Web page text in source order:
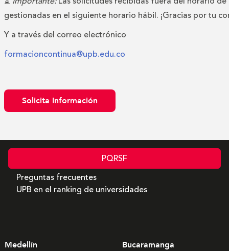
gestionadas en el siguiente horario hábil. ¡Gracias por tu
Y a través del correo electrónico
formacioncontinua@upb.edu.co
Solicita Información
PQRSF
Preguntas frecuentes
UPB en el ranking de universidades
Medellín Bucaramanga